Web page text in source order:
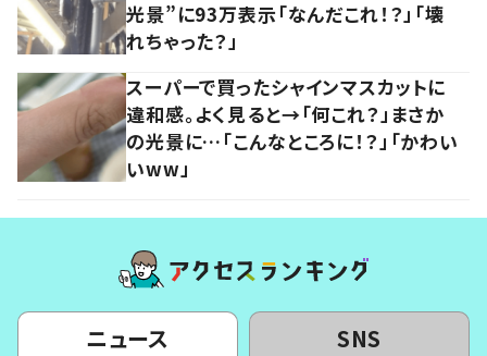
光景”に93万表示「なんだこれ！？」「壊
れちゃった？」
スーパーで買ったシャインマスカットに
違和感。よく見ると→「何これ？」まさか
の光景に…「こんなところに！？」「かわい
いww」
ニュース SNS